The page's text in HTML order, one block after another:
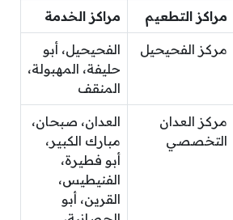
مراكز التطعيم مراكز الخدمة
مركز الفحيحيل
الفحيحيل، أبو
حليفة، المهبولة،
المنقف
مركز العدان
التخصصي
العدان، صبحان،
مبارك الكبير،
أبو فطيرة،
الفنيطيس،
القرين، أبو